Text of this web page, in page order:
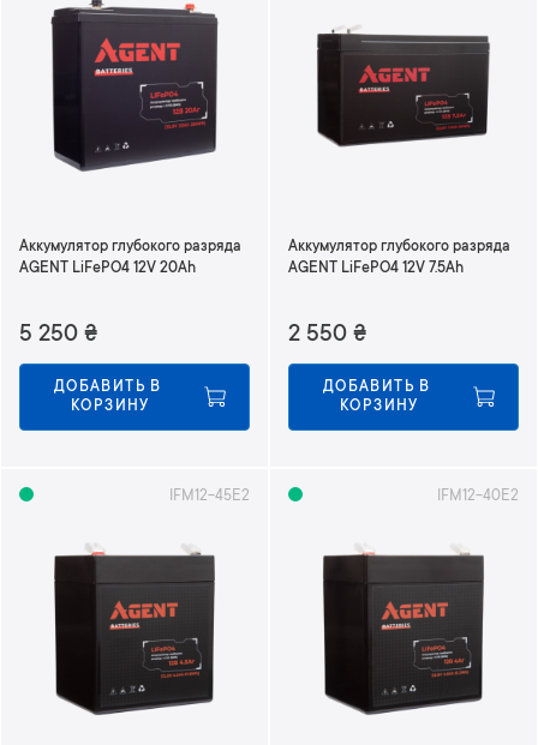
Аккумулятор глубокого разряда
AGENT LiFePO4 12V 20Ah
5 250 ₴
ДОБАВИТЬ В
КОРЗИНУ
Аккумулятор глубокого разряда
AGENT LiFePO4 12V 7.5Ah
2 550 ₴
ДОБАВИТЬ В
КОРЗИНУ
IFM12-45E2 IFM12-40E2